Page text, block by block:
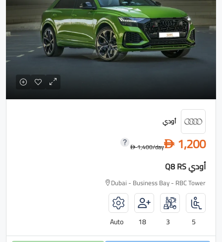
أودي
D 1,200
D1,400/day
أودي Q8 RS
Dubai - Business Bay - RBC Tower
5
3
18
Auto